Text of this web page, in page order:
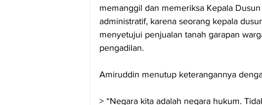
memanggil dan memeriksa Kepala
administratif, karena seorang kepala
menyetujui penjualan tanah garapan
pengadilan.
Amiruddin menutup keterangannya
> “Negara kita adalah negara hukum.